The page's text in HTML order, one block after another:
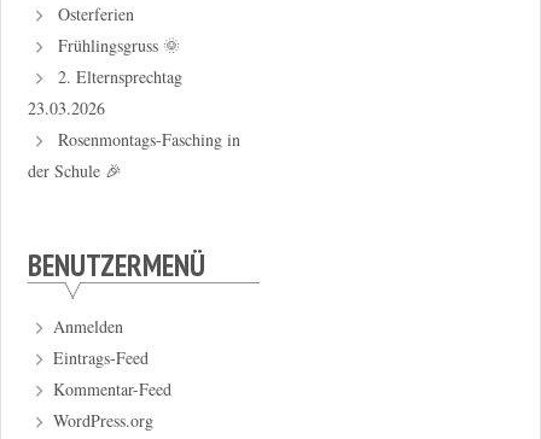
Osterferien
Frühlingsgruss 🌞
2. Elternsprechtag
23.03.2026
Rosenmontags-Fasching in
der Schule 🎉
BENUTZERMENÜ
Anmelden
Eintrags-Feed
Kommentar-Feed
WordPress.org